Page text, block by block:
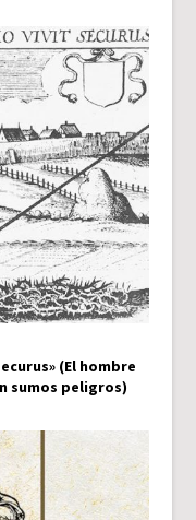
(El hombre
sumos peligros)